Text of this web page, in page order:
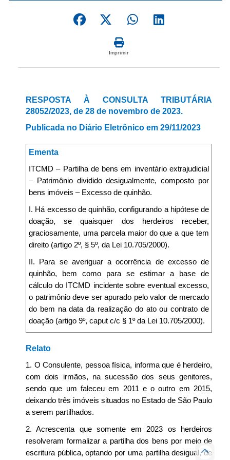
Imprimir
RESPOSTA À CONSULTA TRIBUTÁRIA
28052/2023, de 28 de novembro de 2023.
Publicada no Diário Eletrônico em 29/11/2023
Ementa
ITCMD – Partilha de bens em inventário extrajudicial
– Patrimônio dividido desigualmente, composto por
bens imóveis – Excesso de quinhão.
I. Há excesso de quinhão, configurando a hipótese de
doação, se quaisquer dos herdeiros receber,
graciosamente, uma parcela maior do que a que tem
direito (artigo 2º, § 5º, da Lei 10.705/2000).
II. Para se averiguar a ocorrência de excesso de
quinhão, bem como para se estimar a base de
cálculo do ITCMD incidente sobre eventual excesso,
o patrimônio deve ser apurado pelo valor de mercado
do bem na data da realização do ato ou contrato de
doação (artigo 9º, caput c/c § 1º da Lei 10.705/2000).
Relato
1. O Consulente, pessoa física, informa que é herdeiro,
com dois irmãos, na sucessão dos seus genitores,
sendo que um faleceu em 2011 e o outro em 2015,
deixando três imóveis situados no Estado de São Paulo
a serem partilhados.
2. Acrescenta que somente em 2023 os herdeiros
resolveram formalizar a partilha dos bens por meio de
escritura pública, optando por uma partilha desigual, de